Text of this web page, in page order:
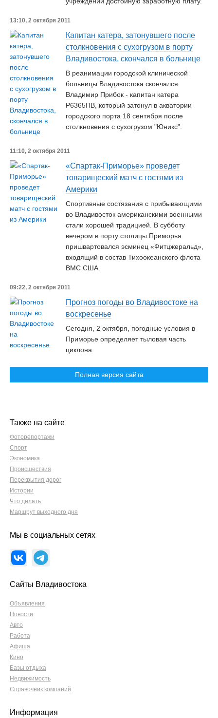
13:10, 2 октября 2011
Капитан катера, затонувшего после
столкновения с сухогрузом в порту
Владивостока, скончался в больнице
В реанимации городской клинической
больницы Владивостока скончался
Владимир Прибок - капитан катера
Р6365ПВ, который затонул в акватории
городского порта 18 сентября после
столкновения с сухогрузом "Юникс".
11:10, 2 октября 2011
«Спартак-Приморье» проведет
товарищеский матч с гостями из
Америки
Спортивные состязания с прибывающими
во Владивосток американскими военными
стали хорошей традицией. В субботу
вечером в порту столицы Приморья
пришвартовался эсминец «Фитцжеральд»,
входящий в состав Тихоокеанского флота
ВМС США.
09:22, 2 октября 2011
Прогноз погоды во Владивостоке на
воскресенье
Сегодня, 2 октября, погодные условия в
Приморье определяет тыловая часть
циклона.
Полная версия сайта
Также на сайте
Фоторепортажи
Спорт
Экономика
Происшествия
Перекрытия дорог
Истории
Что делать
Маршрут выходного дня
Мы в социальных сетях
Сайты Владивостока
Объявления
Новости
Авто
Работа
Афиша
Кино
Базы отдыха
Недвижимость
Справочник компаний
Информация